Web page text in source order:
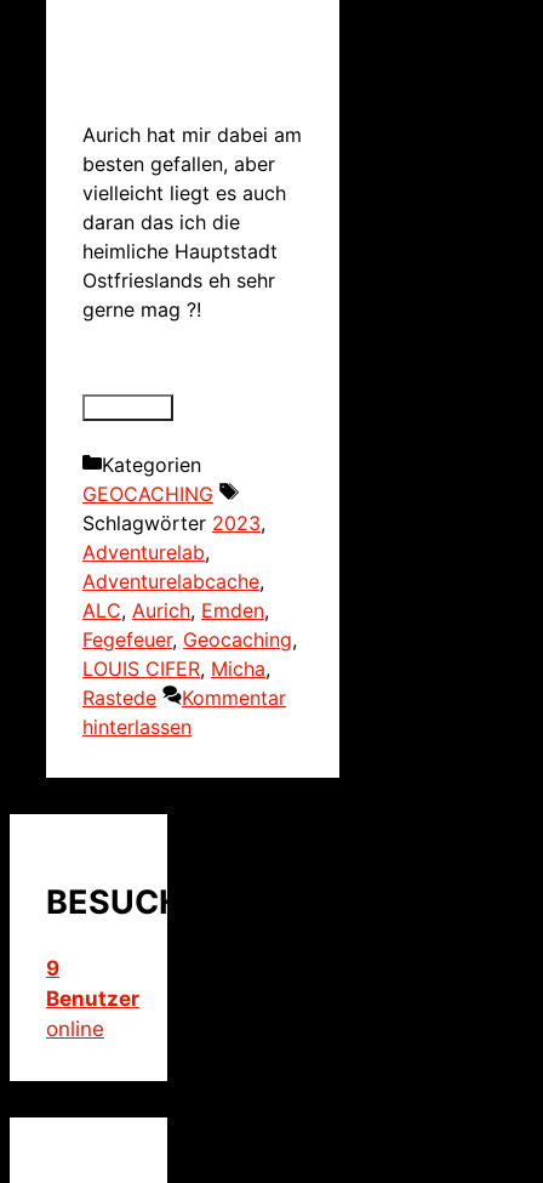
Aurich hat mir dabei am
besten gefallen, aber
vielleicht liegt es auch
daran das ich die
heimliche Hauptstadt
Ostfrieslands eh sehr
gerne mag ?!
Kategorien
GEOCACHING
Schlagwörter 2023,
Adventurelab,
Adventurelabcache,
ALC, Aurich, Emden,
Fegefeuer, Geocaching,
LOUIS CIFER, Micha,
Rastede
Kommentar
hinterlassen
BESUCHER
9
Benutzer
online